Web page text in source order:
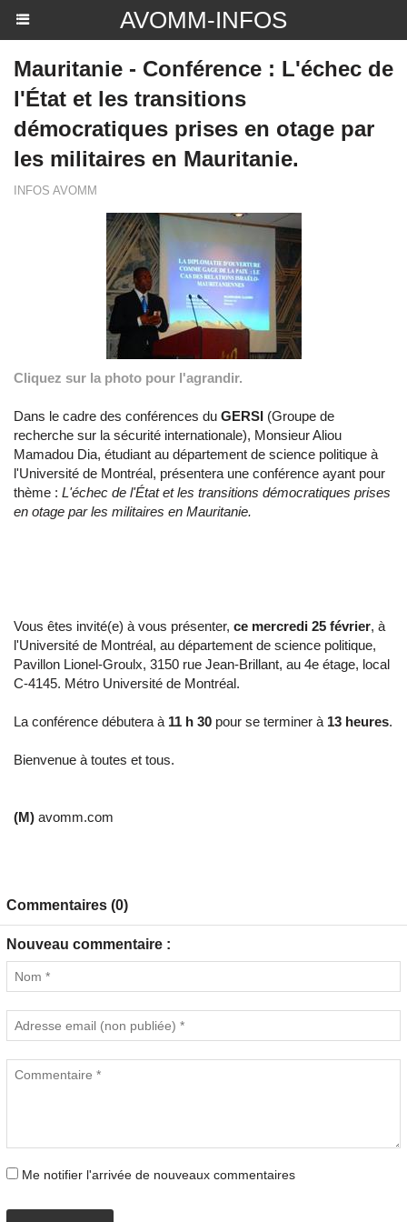
AVOMM-INFOS
Mauritanie - Conférence : L'échec de
l'État et les transitions
démocratiques prises en otage par
les militaires en Mauritanie.
INFOS AVOMM
Cliquez sur la photo pour l'agrandir.
Dans le cadre des conférences du GERSI (Groupe de
recherche sur la sécurité internationale), Monsieur Aliou
Mamadou Dia, étudiant au département de science politique à
l'Université de Montréal, présentera une conférence ayant pour
thème : L'échec de l'État et les transitions démocratiques prises
en otage par les militaires en Mauritanie.
Vous êtes invité(e) à vous présenter, ce mercredi 25 février, à
l'Université de Montréal, au département de science politique,
Pavillon Lionel-Groulx, 3150 rue Jean-Brillant, au 4e étage, local
C-4145. Métro Université de Montréal.
La conférence débutera à 11 h 30 pour se terminer à 13 heures.
Bienvenue à toutes et tous.
(M) avomm.com
Commentaires (0)
Nouveau commentaire :
Me notifier l'arrivée de nouveaux commentaires